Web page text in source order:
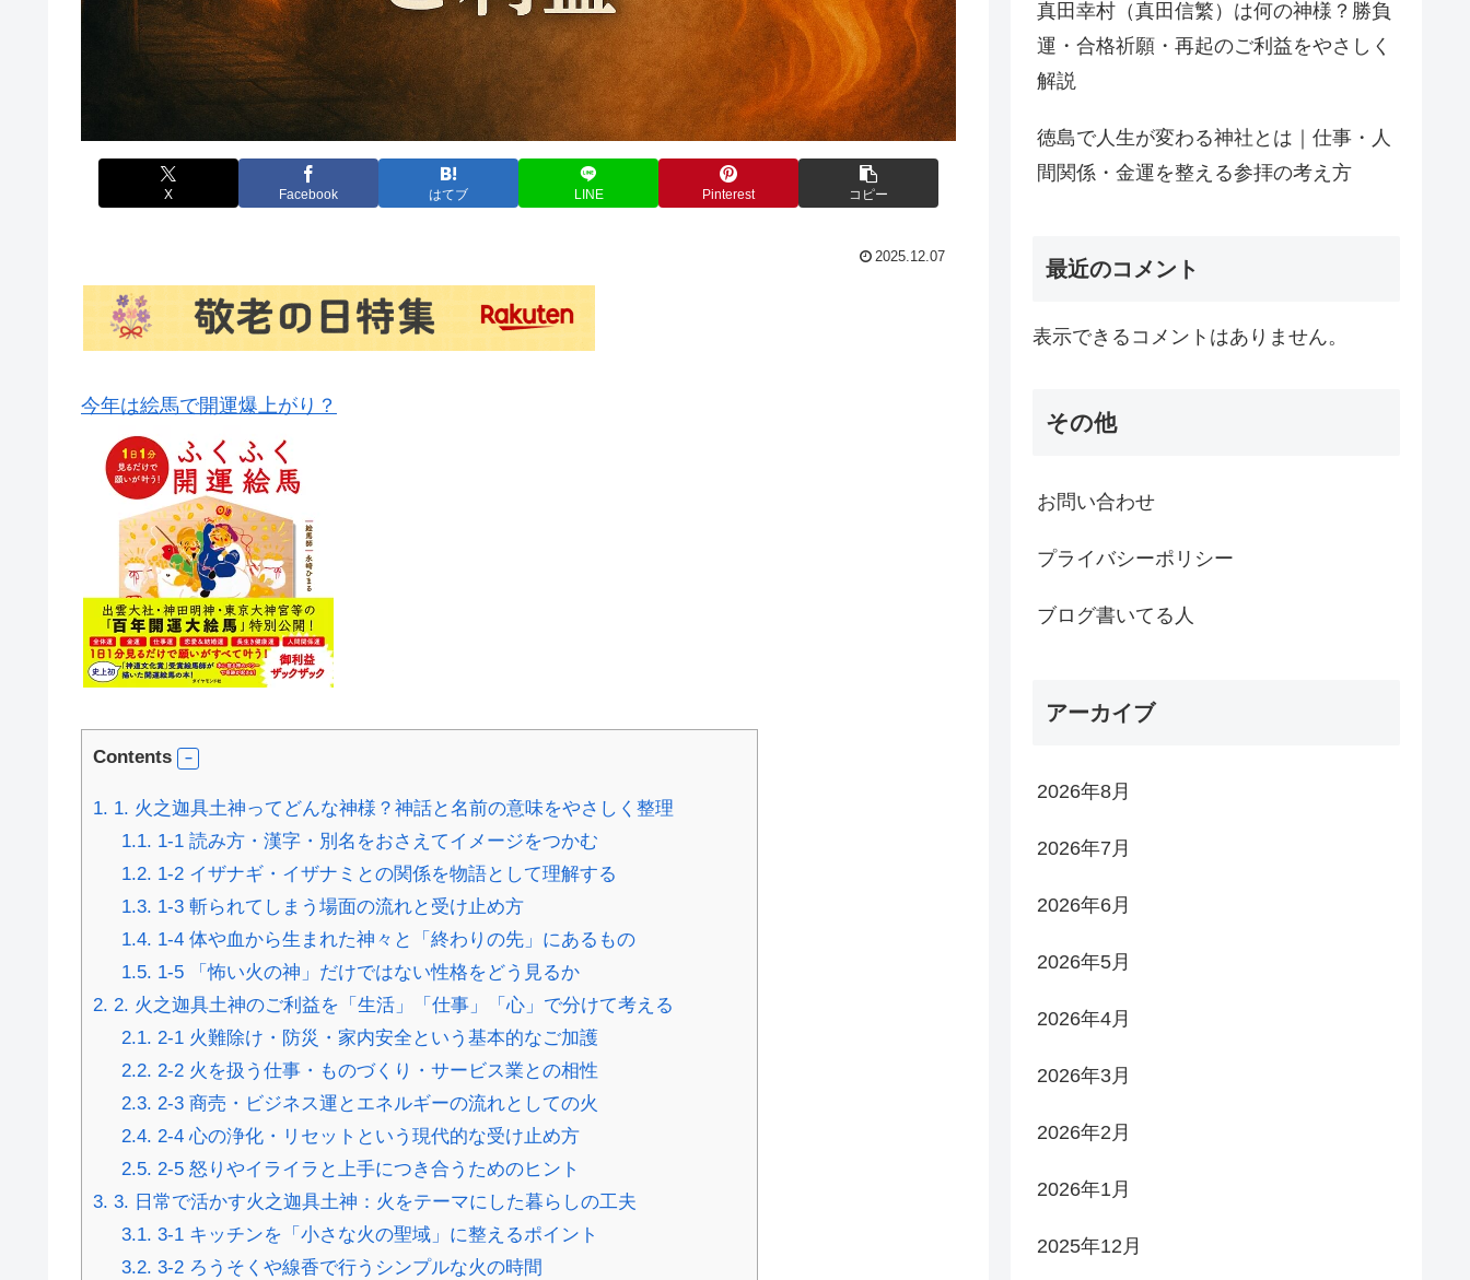
X Facebook はてブ LINE Pinterest コピー
2025.12.07
今年は絵馬で開運爆上がり？
Contents
1. 1. 火之迦具土神ってどんな神様？神話と名前の意味をやさしく整理
1.1. 1-1 読み方・漢字・別名をおさえてイメージをつかむ
1.2. 1-2 イザナギ・イザナミとの関係を物語として理解する
1.3. 1-3 斬られてしまう場面の流れと受け止め方
1.4. 1-4 体や血から生まれた神々と「終わりの先」にあるもの
1.5. 1-5 「怖い火の神」だけではない性格をどう見るか
2. 2. 火之迦具土神のご利益を「生活」「仕事」「心」で分けて考える
2.1. 2-1 火難除け・防災・家内安全という基本的なご加護
2.2. 2-2 火を扱う仕事・ものづくり・サービス業との相性
2.3. 2-3 商売・ビジネス運とエネルギーの流れとしての火
2.4. 2-4 心の浄化・リセットという現代的な受け止め方
2.5. 2-5 怒りやイライラと上手につき合うためのヒント
3. 3. 日常で活かす火之迦具土神：火をテーマにした暮らしの工夫
3.1. 3-1 キッチンを「小さな火の聖域」に整えるポイント
3.2. 3-2 ろうそくや線香で行うシンプルな火の時間
真田幸村（真田信繁）は何の神様？勝負
運・合格祈願・再起のご利益をやさしく
解説
徳島で人生が変わる神社とは｜仕事・人
間関係・金運を整える参拝の考え方
最近のコメント
表示できるコメントはありません。
その他
お問い合わせ
プライバシーポリシー
ブログ書いてる人
アーカイブ
2026年8月
2026年7月
2026年6月
2026年5月
2026年4月
2026年3月
2026年2月
2026年1月
2025年12月